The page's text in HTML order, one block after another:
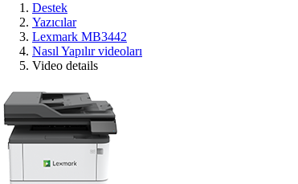
Destek
Yazıcılar
Lexmark MB3442
Nasıl Yapılır videoları
Video details